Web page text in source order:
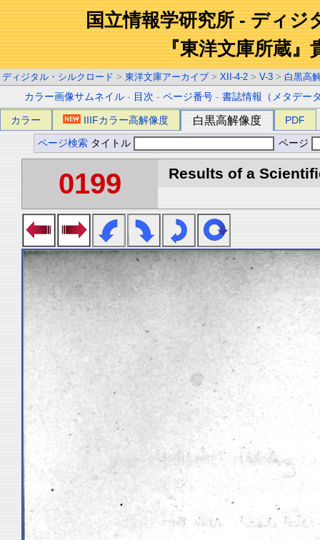
国立情報学研究所 - ディジ
『東洋文庫所蔵』
ディジタル・シルクロード > 東洋文庫アーカイブ > XII-4-2 > V-3 > 白黒高
カラー画像サムネイル - 目次 -ページ番号 -書誌情報（メタデー
カラー IIIFカラー高解像度 白黒高解像度 PDF
ページ検索 タイトル ページ
0199 Results of a